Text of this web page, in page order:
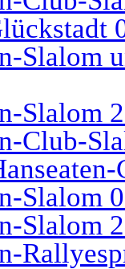
Slalom
Slalom
Club-
Slalom
Slalom